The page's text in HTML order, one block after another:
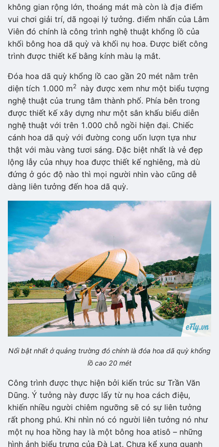
không gian rộng lớn, thoáng mát mà còn là địa điểm
vui chơi giải trí, dã ngoại lý tưởng. điểm nhấn của Lâm
Viên đó chính là công trình nghệ thuật khổng lồ của
khối bông hoa dã quỳ và khối nụ hoa. Được biết công
trình được thiết kế bằng kính màu lạ mắt.
Đóa hoa dã quỳ khổng lồ cao gần 20 mét nằm trên
diện tích 1.000 m2
này được xem như một biểu tượng
nghệ thuật của trung tâm thành phố. Phía bên trong
được thiết kế xây dựng như một sân khấu biểu diễn
nghệ thuật với trên 1.000 chỗ ngồi hiện đại. Chiếc
cánh hoa dã quỳ với đường cong uốn lượn tựa như
thật với màu vàng tươi sáng. Đặc biệt nhất là vẻ đẹp
lộng lẫy của nhụy hoa được thiết kế nghiêng, mà dù
đứng ở góc độ nào thì mọi người nhìn vào cũng dễ
dàng liên tưởng đến hoa dã quỳ.
Nổi bật nhất ở quảng trường đó chính là đóa hoa dã quỳ khổng
lồ cao 20 mét
Công trình được thực hiện bởi kiến trúc sư Trần Văn
Dũng. Ý tưởng này được lấy từ nụ hoa cách điệu,
khiến nhiều người chiêm ngưỡng sẽ có sự liên tưởng
rất phong phú. Khi nhìn nó có người liên tưởng nó như
một nụ hoa hồng hay là một bông hoa atisô – những
hình ảnh biểu trưng của Đà Lạt. Chưa kể xung quanh